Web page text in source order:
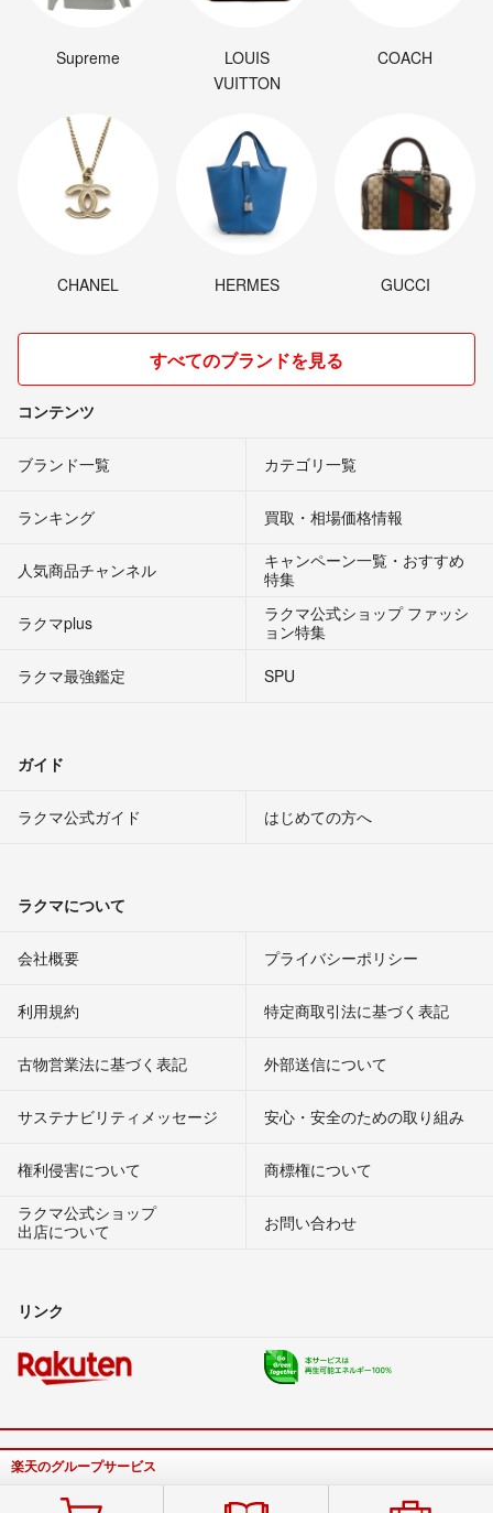
Supreme
LOUIS
VUITTON
COACH
CHANEL HERMES GUCCI
すべてのブランドを見る
コンテンツ
ブランド一覧 カテゴリ一覧
ランキング 買取・相場価格情報
人気商品チャンネル
キャンペーン一覧・おすすめ
特集
ラクマplus
ラクマ公式ショップ ファッシ
ョン特集
ラクマ最強鑑定
SPU
ガイド
ラクマ公式ガイド はじめての方へ
ラクマについて
会社概要 プライバシーポリシー
利用規約 特定商取引法に基づく表記
古物営業法に基づく表記 外部送信について
サステナビリティメッセージ 安心・安全のための取り組み
権利侵害について
商標権について
ラクマ公式ショップ
出店について
お問い合わせ
リンク
楽天のグループサービス